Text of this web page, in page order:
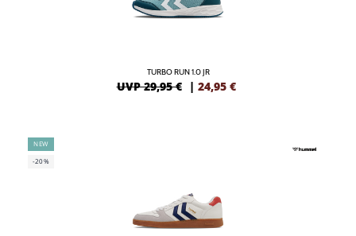
TURBO RUN 1.0 JR
UVP 29,95 € | 24,95 €
NEW
-20%